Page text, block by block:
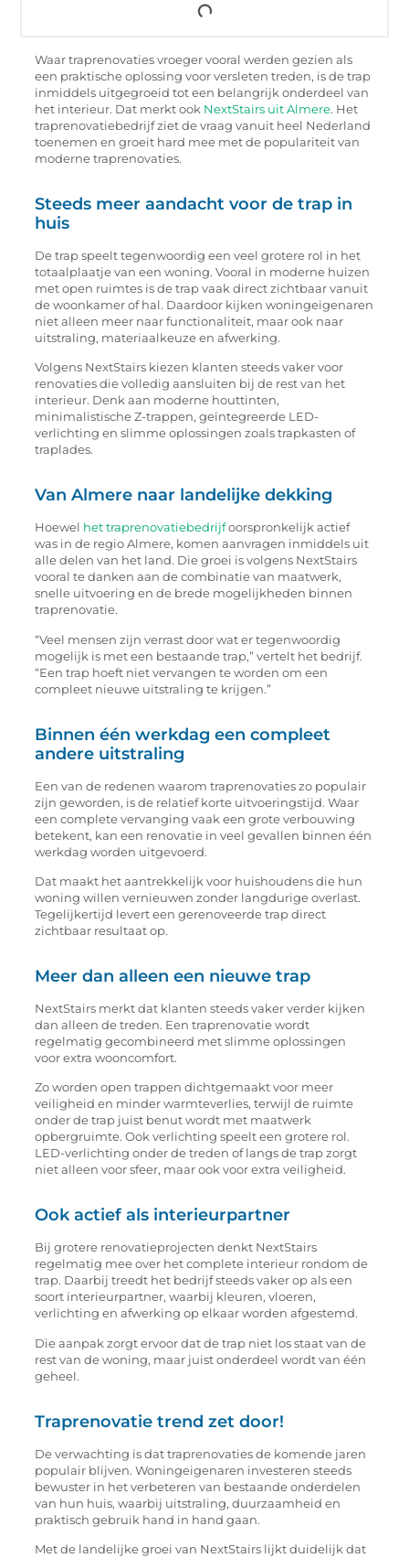
Waar traprenovaties vroeger vooral werden gezien als
een praktische oplossing voor versleten treden, is de trap
inmiddels uitgegroeid tot een belangrijk onderdeel van
het interieur. Dat merkt ook NextStairs uit Almere. Het
traprenovatiebedrijf ziet de vraag vanuit heel Nederland
toenemen en groeit hard mee met de populariteit van
moderne traprenovaties.
Steeds meer aandacht voor de trap in
huis
De trap speelt tegenwoordig een veel grotere rol in het
totaalplaatje van een woning. Vooral in moderne huizen
met open ruimtes is de trap vaak direct zichtbaar vanuit
de woonkamer of hal. Daardoor kijken woningeigenaren
niet alleen meer naar functionaliteit, maar ook naar
uitstraling, materiaalkeuze en afwerking.
Volgens NextStairs kiezen klanten steeds vaker voor
renovaties die volledig aansluiten bij de rest van het
interieur. Denk aan moderne houttinten,
minimalistische Z-trappen, geïntegreerde LED-
verlichting en slimme oplossingen zoals trapkasten of
traplades.
Van Almere naar landelijke dekking
Hoewel het traprenovatiebedrijfoorspronkelijk actief
was in de regio Almere, komen aanvragen inmiddels uit
alle delen van het land. Die groei is volgens NextStairs
vooral te danken aan de combinatie van maatwerk,
snelle uitvoering en de brede mogelijkheden binnen
traprenovatie.
“Veel mensen zijn verrast door wat er tegenwoordig
mogelijk is met een bestaande trap,” vertelt het bedrijf.
“Een trap hoeft niet vervangen te worden om een
compleet nieuwe uitstraling te krijgen.”
Binnen één werkdag een compleet
andere uitstraling
Een van de redenen waarom traprenovaties zo populair
zijn geworden, is de relatief korte uitvoeringstijd. Waar
een complete vervanging vaak een grote verbouwing
betekent, kan een renovatie in veel gevallen binnen één
werkdag worden uitgevoerd.
Dat maakt het aantrekkelijk voor huishoudens die hun
woning willen vernieuwen zonder langdurige overlast.
Tegelijkertijd levert een gerenoveerde trap direct
zichtbaar resultaat op.
Meer dan alleen een nieuwe trap
NextStairs merkt dat klanten steeds vaker verder kijken
dan alleen de treden. Een traprenovatie wordt
regelmatig gecombineerd met slimme oplossingen
voor extra wooncomfort.
Zo worden open trappen dichtgemaakt voor meer
veiligheid en minder warmteverlies, terwijl de ruimte
onder de trap juist benut wordt met maatwerk
opbergruimte. Ook verlichting speelt een grotere rol.
LED-verlichting onder de treden of langs de trap zorgt
niet alleen voor sfeer, maar ook voor extra veiligheid.
Ook actief als interieurpartner
Bij grotere renovatieprojecten denkt NextStairs
regelmatig mee over het complete interieur rondom de
trap. Daarbij treedt het bedrijf steeds vaker op als een
soort interieurpartner, waarbij kleuren, vloeren,
verlichting en afwerking op elkaar worden afgestemd.
Die aanpak zorgt ervoor dat de trap niet los staat van de
rest van de woning, maar juist onderdeel wordt van één
geheel.
Traprenovatie trend zet door!
De verwachting is dat traprenovaties de komende jaren
populair blijven. Woningeigenaren investeren steeds
bewuster in het verbeteren van bestaande onderdelen
van hun huis, waarbij uitstraling, duurzaamheid en
praktisch gebruik hand in hand gaan.
Met de landelijke groei van NextStairs lijkt duidelijk dat